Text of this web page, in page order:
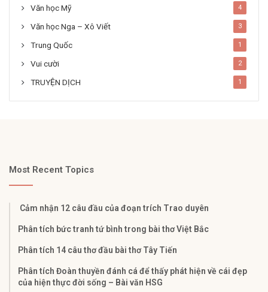
Văn học Mỹ 4
Văn học Nga – Xô Viết 3
Trung Quốc 1
Vui cười 2
TRUYỆN DỊCH 1
Most Recent Topics
Cảm nhận 12 câu đầu của đoạn trích Trao duyên
Phân tích bức tranh tứ bình trong bài thơ Việt Bắc
Phân tích 14 câu thơ đầu bài thơ Tây Tiến
Phân tích Đoàn thuyền đánh cá để thấy phát hiện về cái đẹp
của hiện thực đời sống – Bài văn HSG